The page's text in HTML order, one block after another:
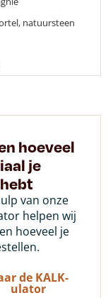
natuursteen
hoeveel
je
van onze
helpen wij
hoeveel je
de KALK-
ulator